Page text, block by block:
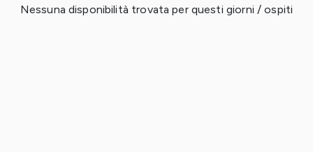
Nessuna disponibilità trovata per questi giorni / ospiti